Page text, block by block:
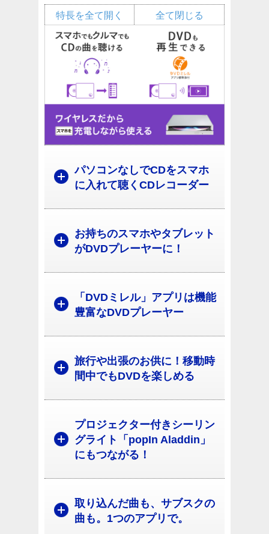
全て閉じる
特長を全て開く
パソコンなしでCDをスマホ
に入れて聴くCDレコーダー
お持ちのスマホやタブレット
がDVDプレーヤーに！
「DVDミレル」アプリは機能
豊富なDVDプレーヤー
旅行や出張のお供に！移動時
間中でもDVDを楽しめる
プロジェクター付きシーリン
グライト「popIn Aladdin」
にもつながる！
取り込んだ曲も、サブスクの
曲も。1つのアプリで。